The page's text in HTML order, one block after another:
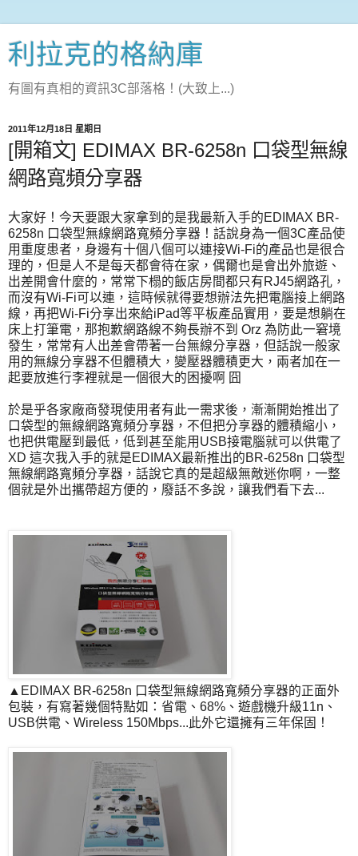
利拉克的格納庫
有圖有真相的資訊3C部落格！(大致上...)
2011年12月18日 星期日
[開箱文] EDIMAX BR-6258n 口袋型無線
網路寬頻分享器
大家好！今天要跟大家拿到的是我最新入手的EDIMAX BR-
6258n 口袋型無線網路寬頻分享器！話說身為一個3C產品使
用重度患者，身邊有十個八個可以連接Wi-Fi的產品也是很合
理的，但是人不是每天都會待在家，偶爾也是會出外旅遊、
出差開會什麼的，常常下榻的飯店房間都只有RJ45網路孔，
而沒有Wi-Fi可以連，這時候就得要想辦法先把電腦接上網路
線，再把Wi-Fi分享出來給iPad等平板產品實用，要是想躺在
床上打筆電，那抱歉網路線不夠長辦不到 Orz 為防此一窘境
發生，常常有人出差會帶著一台無線分享器，但話說一般家
用的無線分享器不但體積大，變壓器體積更大，兩者加在一
起要放進行李裡就是一個很大的困擾啊 囧
於是乎各家廠商發現使用者有此一需求後，漸漸開始推出了
口袋型的無線網路寬頻分享器，不但把分享器的體積縮小，
也把供電壓到最低，低到甚至能用USB接電腦就可以供電了
XD 這次我入手的就是EDIMAX最新推出的BR-6258n 口袋型
無線網路寬頻分享器，話說它真的是超級無敵迷你啊，一整
個就是外出攜帶超方便的，廢話不多說，讓我們看下去...
▲EDIMAX BR-6258n 口袋型無線網路寬頻分享器的正面外
包裝，有寫著幾個特點如：省電、68%、遊戲機升級11n、
USB供電、Wireless 150Mbps...此外它還擁有三年保固！